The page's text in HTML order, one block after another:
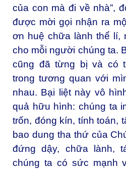
của con mà đi về nhà”,
được mời gọi nhận ra
ơn huệ chữa lành thể lí,
cho mỗi người chúng ta.
cũng đã từng bị và có
trong tương quan với
nhau. Bại liệt này vô
quả hữu hình: chúng ta
trốn, đóng kín, tính toán,
bao dung tha thứ của
đứng dậy, chữa lành,
chúng ta có sức mạnh